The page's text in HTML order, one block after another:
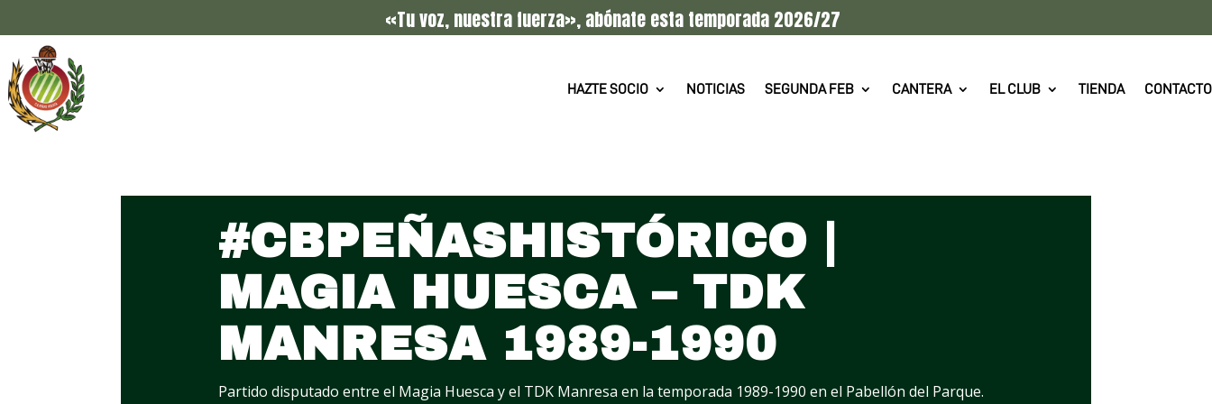
«Tu voz, nuestra fuerza», abónate esta temporada 2026/27
HAZTE SOCIO NOTICIAS SEGUNDA FEB CANTERA EL CLUB TIENDA CONTACTO
#CBPEÑASHISTÓRICO |
MAGIA HUESCA – TDK
MANRESA 1989-1990
Partido disputado entre el Magia Huesca y el TDK Manresa en la temporada 1989-1990 en el Pabellón del Parque.